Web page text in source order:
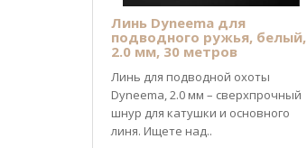
Линь Dyneema для
подводного ружья, белый,
2.0 мм, 30 метров
Линь для подводной охоты
Dyneema, 2.0 мм – сверхпрочный
шнур для катушки и основного
линя. Ищете над..